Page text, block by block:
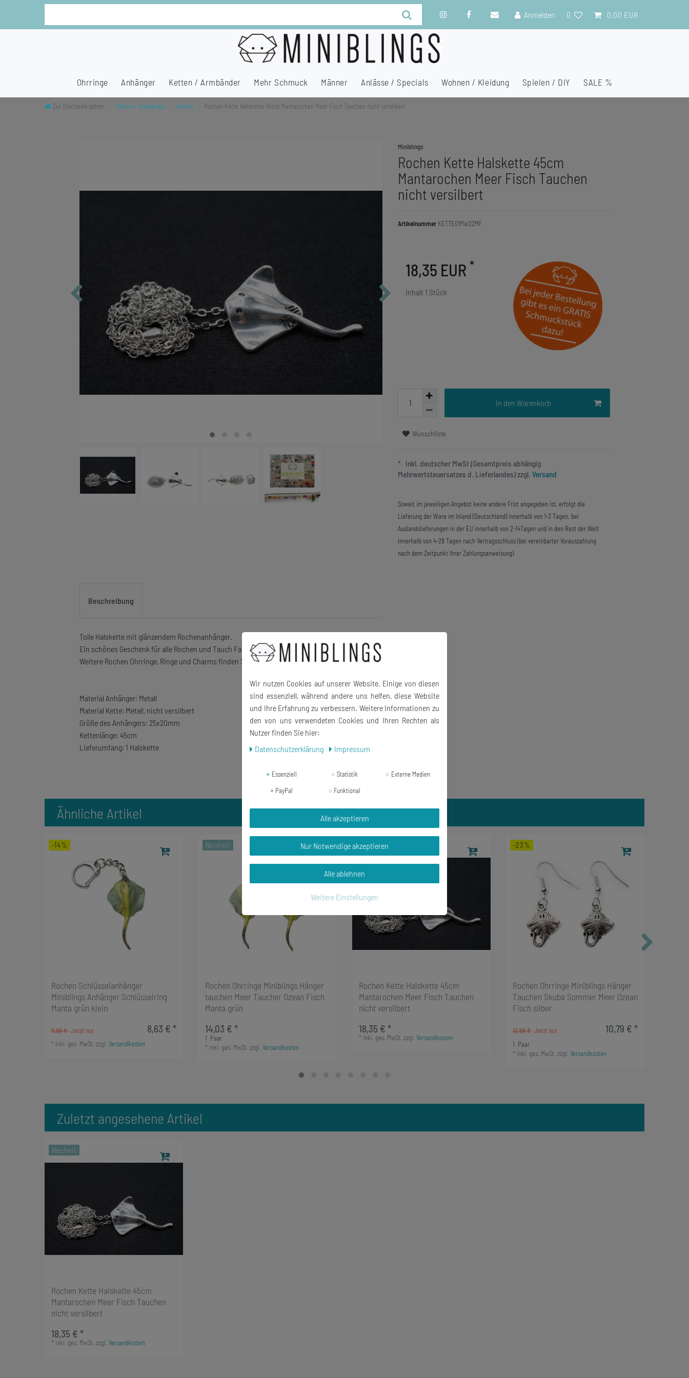
Anmelden 0 0,00 EUR
Ohrringe Anhänger Ketten / Armbänder Mehr Schmuck Männer Anlässe / Specials Wohnen / Kleidung Spielen / DIY SALE %
Zur Startseite gehen Ketten / Armbänder Ketten Rochen Kette Halskette 45cm Mantarochen Meer Fisch Tauchen nicht versilbert
Miniblings
Rochen Kette Halskette 45cm
Mantarochen Meer Fisch Tauchen
nicht versilbert
Artikelnummer KETTE01Mai22MF
18,35 EUR *
Inhalt 1 Stück
In den Warenkorb
Wunschliste
* inkl. deutscher MwSt (Gesamtpreis abhängig
Mehrwertsteuersatzes d. Lieferlandes) zzgl. Versand
Soweit im jeweiligen Angebot keine andere Frist angegeben ist, erfolgt die
Lieferung der Ware im Inland (Deutschland) innerhalb von 1-3 Tagen, bei
Auslandslieferungen in der EU innerhalb von 2-14Tagen und in den Rest der Welt
innerhalb von 4-28 Tagen nach Vertragsschluss (bei vereinbarter Vorauszahlung
nach dem Zeitpunkt Ihrer Zahlungsanweisung).
Beschreibung
Tolle Halskette mit glänzendem Rochenanhänger.
Ein schönes Geschenk für alle Rochen und Tauch Fans.
Weitere Rochen Ohrringe, Ringe und Charms finden Sie in unserem Shop!
Material Anhänger: Metall
Material Kette: Metall, nicht versilbert
Größe des Anhängers: 25x20mm
Kettenlänge: 45cm
Lieferumfang: 1 Halskette
Ähnliche Artikel
-14%
Rochen Schlüsselanhänger
Miniblings Anhänger Schlüsselring
Manta grün klein
9,99 € 8,63 € *
* inkl. ges. MwSt. zzgl. Versandkosten
Neuheit
Rochen Ohrringe Miniblings Hänger
tauchen Meer Taucher Ozean Fisch
Manta grün
14,03 € *
1 Paar
* inkl. ges. MwSt. zzgl. Versandkosten
Neuheit
Rochen Kette Halskette 45cm
Mantarochen Meer Fisch Tauchen
nicht versilbert
18,35 € *
* inkl. ges. MwSt. zzgl. Versandkosten
-23%
Rochen Ohrringe Miniblings Hänger
Tauchen Skuba Sommer Meer Ozean
Fisch silber
13,99 € 10,79 € *
1 Paar
* inkl. ges. MwSt. zzgl. Versandkosten
Zuletzt angesehene Artikel
Neuheit
Rochen Kette Halskette 45cm
Mantarochen Meer Fisch Tauchen
nicht versilbert
18,35 € *
* inkl. ges. MwSt. zzgl. Versandkosten
Wir nutzen Cookies auf unserer Website. Einige von diesen
sind essenziell, während andere uns helfen, diese Website
und Ihre Erfahrung zu verbessern. Weitere Informationen zu
den von uns verwendeten Cookies und Ihren Rechten als
Nutzer finden Sie hier:
Daten­schutz­erklärung
Impressum
Essenziell Statistik
Externe Medien
PayPal
Funktional
Alle akzeptieren
Nur Notwendige akzeptieren
Alle ablehnen
Weitere Einstellungen